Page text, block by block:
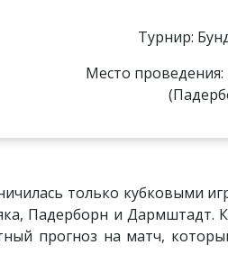
Турнир:
Место
только кубковыми
Падерборн и Дармштадт.
прогноз на матч,